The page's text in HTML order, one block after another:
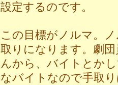
設定するのです。
この目標がノルマ。
取りになります。劇
んから、バイトとか
なバイトなので手取